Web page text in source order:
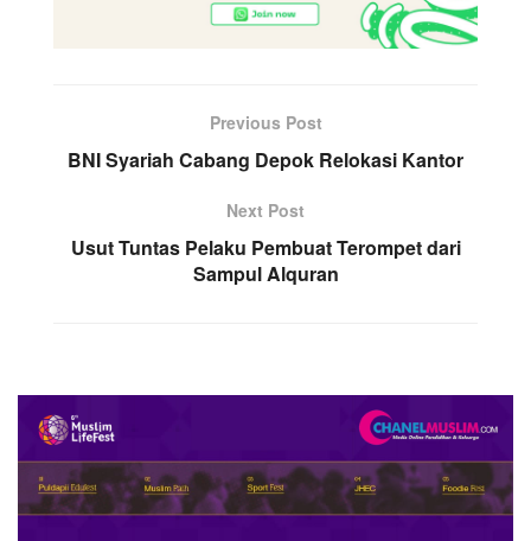
Previous Post
BNI Syariah Cabang Depok Relokasi Kantor
Next Post
Usut Tuntas Pelaku Pembuat Terompet dari
Sampul Alquran